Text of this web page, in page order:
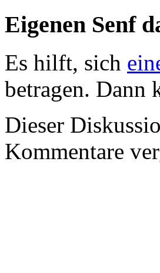
Eigenen Senf
Es hilft, sich
betragen. Dann
Dieser
Kommentare